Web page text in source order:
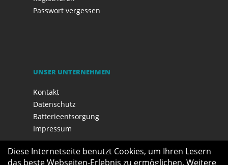
Passwort vergessen
UNSER UNTERNEHMEN
Kontakt
Datenschutz
Batterieentsorgung
Impressum
Diese Internetseite benutzt Cookies, um Ihren Lesern
das beste Webseiten-Erlebnis zu ermöglichen. Weitere